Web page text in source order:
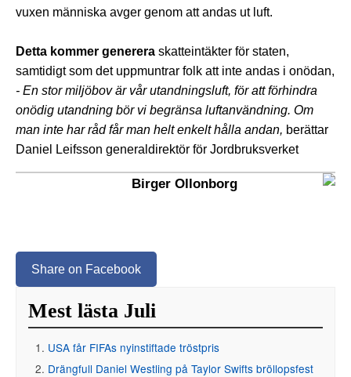
vuxen människa avger genom att andas ut luft.
Detta kommer generera skatteintäkter för staten,
samtidigt som det uppmuntrar folk att inte andas i onödan,
- En stor miljöbov är vår utandningsluft, för att förhindra
onödig utandning bör vi begränsa luftanvändning. Om
man inte har råd får man helt enkelt hålla andan, berättar
Daniel Leifsson generaldirektör för Jordbruksverket
Birger Ollonborg
Share on Facebook
Mest lästa Juli
USA får FIFAs nyinstiftade tröstpris
Drängfull Daniel Westling på Taylor Swifts bröllopsfest